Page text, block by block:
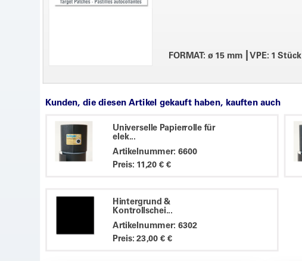
FORMAT: ø 15 mm VPE: 1 Stück
Kunden, die diesen Artikel gekauft haben, kauften auch
Universelle Papierrolle für
elek...
Artikelnummer: 6600
Preis: 11,20 € €
Hintergrund &
Kontrollschei...
Artikelnummer: 6302
Preis: 23,00 € €